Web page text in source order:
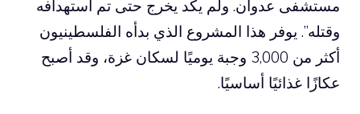
مستشفى عدوان. ولم يكد يخرج حتى تم استهدافه
وقتله”. يوفر هذا المشروع الذي بدأه الفلسطينيون
أكثر من 3,000 وجبة يوميًا لسكان غزة، وقد أصبح
عكازًا غذائيًا أساسيًا.